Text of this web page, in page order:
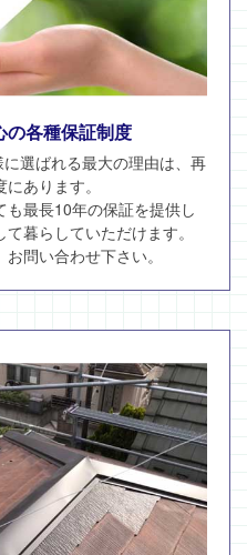
の各種保証制度
選ばれる最大の理由は、再
あります。
最長10年の保証を提供し
暮らしていただけます。
問い合わせ下さい。